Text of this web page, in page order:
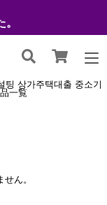
팅 상가주택대출 중소기
一覧
ん。